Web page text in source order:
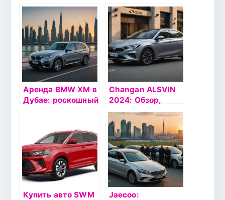
автомобиля
Belgee X70:
инновации и стиль
в одном флаконе
новые горизонты
с Diler Omoda в
Краснодаре
Аренда BMW XM в
Дубае: роскошный
Changan ALSVIN
2024: Обзор,
характеристики и
цены от
официального
дилера
Купить авто SWM
Jaecoo: